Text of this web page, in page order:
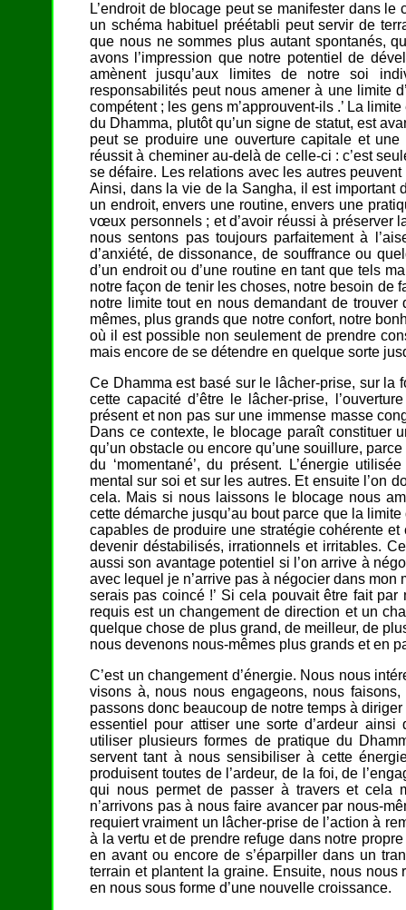
L’endroit de blocage peut se manifester dans
un schéma habituel préétabli peut servir de
que nous ne sommes plus autant spontanés,
avons l’impression que notre potentiel de
amènent jusqu’aux limites de notre soi
responsabilités peut nous amener à une limite
compétent ; les gens m’approuvent-ils .’ La
du Dhamma, plutôt qu’un signe de statut, est
peut se produire une ouverture capitale et
réussit à cheminer au-delà de celle-ci : c’est
se défaire. Les relations avec les autres
Ainsi, dans la vie de la Sangha, il est important
un endroit, envers une routine, envers une
vœux personnels ; et d’avoir réussi à préserver
nous sentons pas toujours parfaitement à
d’anxiété, de dissonance, de souffrance ou
d’un endroit ou d’une routine en tant que tels
notre façon de tenir les choses, notre besoin de
notre limite tout en nous demandant de
mêmes, plus grands que notre confort, notre
où il est possible non seulement de prendre
mais encore de se détendre en quelque sorte
Ce Dhamma est basé sur le lâcher-prise, sur la
cette capacité d’être le lâcher-prise,
présent et non pas sur une immense masse
Dans ce contexte, le blocage paraît constituer
qu’un obstacle ou encore qu’une souillure,
du ‘momentané’, du présent. L’énergie
mental sur soi et sur les autres. Et ensuite l’on
cela. Mais si nous laissons le blocage nous
cette démarche jusqu’au bout parce que la
capables de produire une stratégie cohérente
devenir déstabilisés, irrationnels et irritables.
aussi son avantage potentiel si l’on arrive à
avec lequel je n’arrive pas à négocier dans
serais pas coincé !’ Si cela pouvait être fait
requis est un changement de direction et un
quelque chose de plus grand, de meilleur, de
nous devenons nous-mêmes plus grands et en
C’est un changement d’énergie. Nous nous
visons à, nous nous engageons, nous
passons donc beaucoup de notre temps à
essentiel pour attiser une sorte d’ardeur
utiliser plusieurs formes de pratique du
servent tant à nous sensibiliser à cette
produisent toutes de l’ardeur, de la foi, de
qui nous permet de passer à travers et cela
n’arrivons pas à nous faire avancer par nous-
requiert vraiment un lâcher-prise de l’action à
à la vertu et de prendre refuge dans notre
en avant ou encore de s’éparpiller dans un
terrain et plantent la graine. Ensuite, nous
en nous sous forme d’une nouvelle croissance.